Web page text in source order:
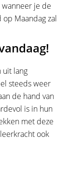
wanneer je de
op Maandag zal
uit lang
steeds weer
de hand van
is in hun
met deze
ook